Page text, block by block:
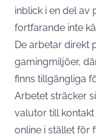
inblick i en del av
fortfarande inte
De arbetar direkt
gamingmiljöer,
finns tillgängliga
Arbetet sträcker
valutor till
online i stället för